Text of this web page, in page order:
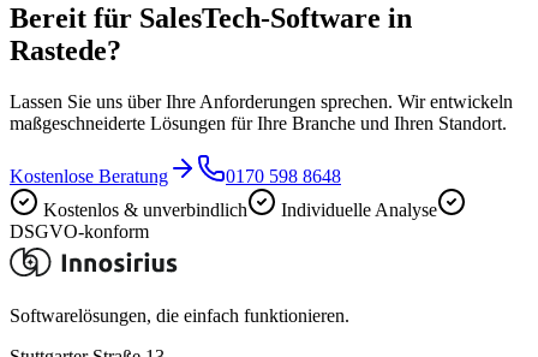
Bereit für SalesTech-Software in
Rastede?
Lassen Sie uns über Ihre Anforderungen sprechen. Wir entwickeln
maßgeschneiderte Lösungen für Ihre Branche und Ihren Standort.
Kostenlose Beratung
0170 598 8648
Kostenlos & unverbindlich
Individuelle Analyse
DSGVO-konform
Softwarelösungen, die einfach funktionieren.